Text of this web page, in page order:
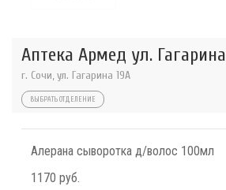
Аптека Армед ул. Гагарина
г. Сочи, ул. Гагарина 19А
ВЫБРАТЬ ОТДЕЛЕНИЕ
Алерана сыворотка д/волос 100мл
1170 руб.